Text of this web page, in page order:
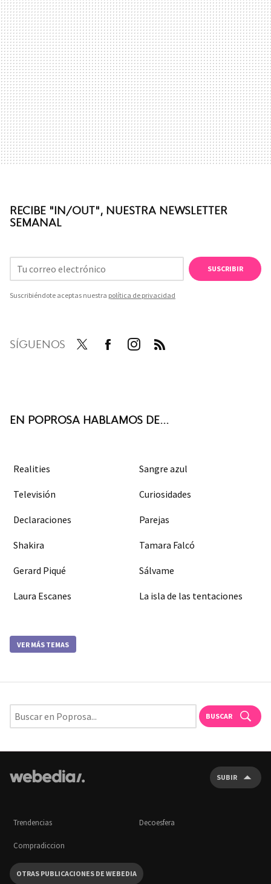
RECIBE "IN/OUT", NUESTRA NEWSLETTER
SEMANAL
SUSCRIBIR
Suscribiéndote aceptas nuestra política de privacidad
SÍGUENOS
EN POPROSA HABLAMOS DE...
Realities Sangre azul
Televisión Curiosidades
Declaraciones Parejas
Shakira Tamara Falcó
Gerard Piqué Sálvame
Laura Escanes La isla de las tentaciones
VER MÁS TEMAS
BUSCAR
SUBIR
Trendencias Decoesfera
Compradiccion
OTRAS PUBLICACIONES DE WEBEDIA